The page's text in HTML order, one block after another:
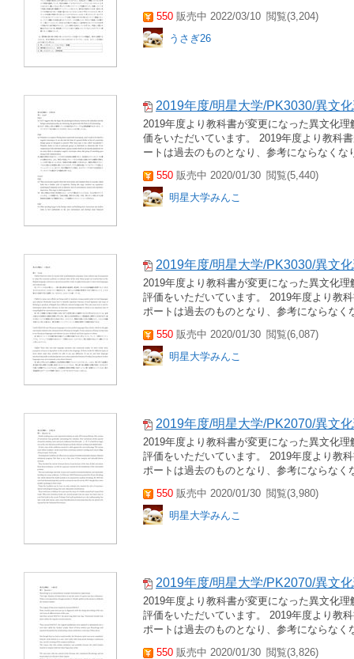
550 販売中 2022/03/10 閲覧(3,204)
うさぎ26
2019年度/明星大学/PK3030/異文
2019年度より教科書が変更になった異文化
価をいただいています。 2019年度より教科
ートは過去のものとなり、参考にならなく
550 販売中 2020/01/30 閲覧(5,440)
明星大学みんこ
2019年度/明星大学/PK3030/異文
2019年度より教科書が変更になった異文化
評価をいただいています。 2019年度より教
ポートは過去のものとなり、参考にならな
550 販売中 2020/01/30 閲覧(6,087)
明星大学みんこ
2019年度/明星大学/PK2070/異文
2019年度より教科書が変更になった異文化
評価をいただいています。 2019年度より教
ポートは過去のものとなり、参考にならな
550 販売中 2020/01/30 閲覧(3,980)
明星大学みんこ
2019年度/明星大学/PK2070/異文
2019年度より教科書が変更になった異文化
評価をいただいています。 2019年度より教
ポートは過去のものとなり、参考にならな
550 販売中 2020/01/30 閲覧(3,826)